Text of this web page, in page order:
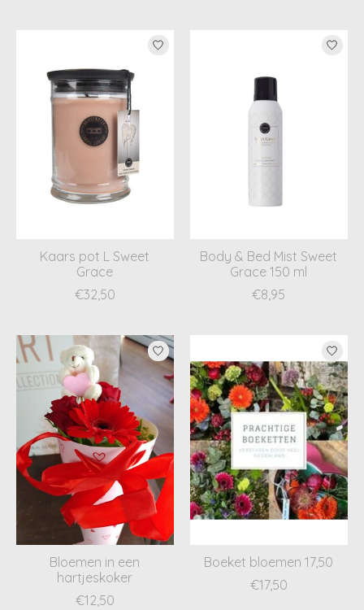
Kaars pot L Sweet
Grace
€32,50
Body & Bed Mist Sweet
Grace 150 ml
€8,95
Bloemen in een
hartjeskoker
€12,50
Boeket bloemen 17,50
€17,50